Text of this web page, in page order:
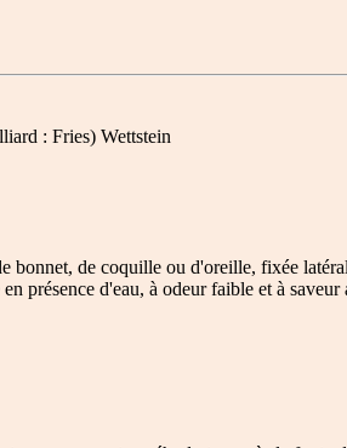
: Fries) Wettstein
bonnet, de coquille ou d'oreille, fixée
présence d'eau, à odeur faible et à saveur